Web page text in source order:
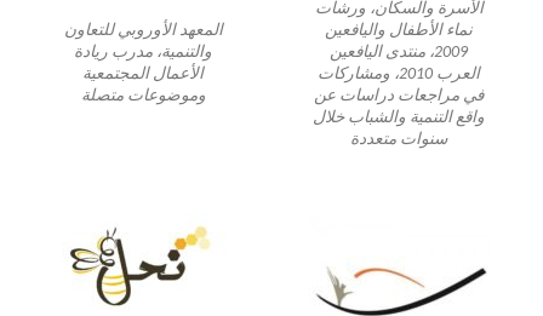
الأسرة والسكان، ورشات
نماء الأطفال واليافعين
2009، منتدى اليافعين
العرب 2010، ومشاركات
في مراجعات دراسات عن
واقع التنمية والشباب خلال
سنوات متعددة
المعهد الأوروبي للتعاون
والتنمية، مدرب ريادة
الأعمال المجتمعية
وموضوعات متصلة